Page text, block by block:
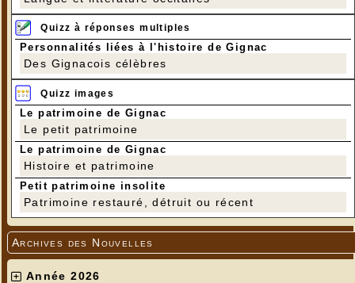
Quizz à réponses multiples
Personnalités liées à l'histoire de Gignac
Des Gignacois célèbres
Quizz images
Le patrimoine de Gignac
Le petit patrimoine
Le patrimoine de Gignac
Histoire et patrimoine
Petit patrimoine insolite
Patrimoine restauré, détruit ou récent
Archives des Nouvelles
Année 2026